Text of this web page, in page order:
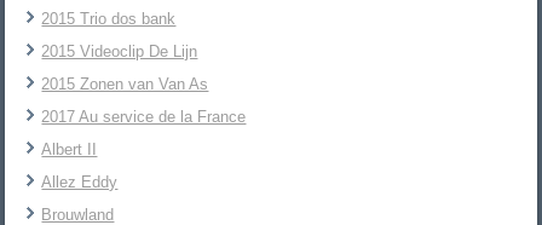
2015 Trio dos bank
2015 Videoclip De Lijn
2015 Zonen van Van As
2017 Au service de la France
Albert II
Allez Eddy
Brouwland